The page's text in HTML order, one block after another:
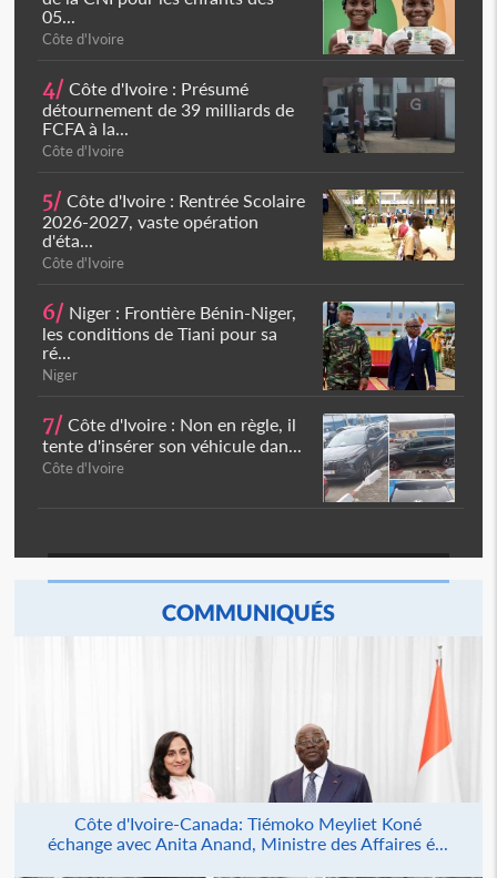
05...
Côte d'Ivoire
4/ Côte d'Ivoire : Présumé
détournement de 39 milliards de
FCFA à la...
Côte d'Ivoire
5/ Côte d'Ivoire : Rentrée Scolaire
2026-2027, vaste opération
d'éta...
Côte d'Ivoire
6/ Niger : Frontière Bénin-Niger,
les conditions de Tiani pour sa
ré...
Niger
7/ Côte d'Ivoire : Non en règle, il
tente d'insérer son véhicule dan...
Côte d'Ivoire
COMMUNIQUÉS
Côte d'Ivoire-Canada: Tiémoko Meyliet Koné
échange avec Anita Anand, Ministre des Affaires é...